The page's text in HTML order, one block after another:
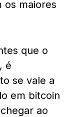
os maiores
que o
é
se vale a
em bitcoin
ao